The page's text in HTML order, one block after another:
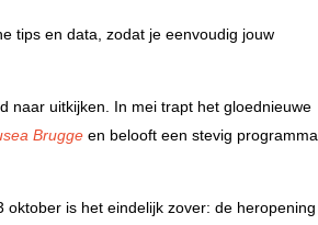
tips en data, zodat je eenvoudig jouw
naar uitkijken. In mei trapt het gloednieuwe
Brugge en belooft een stevig programma
oktober is het eindelijk zover: de heropening